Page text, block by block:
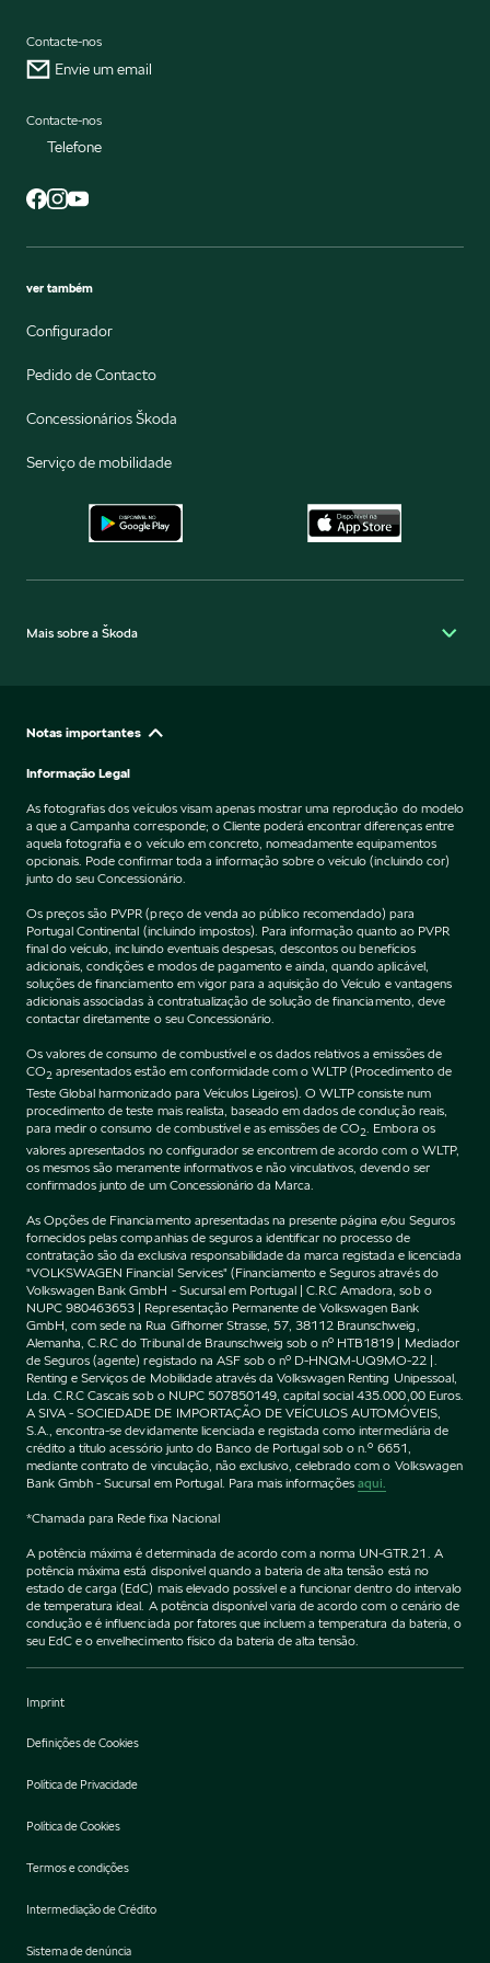
Contacte-nos
Envie um email
Contacte-nos
Telefone
ver também
Configurador
Pedido de Contacto
Concessionários Škoda
Serviço de mobilidade
Mais sobre a Škoda
Notas importantes
Informação Legal
As fotografias dos veículos visam apenas mostrar uma reprodução do modelo
a que a Campanha corresponde; o Cliente poderá encontrar diferenças entre
aquela fotografia e o veículo em concreto, nomeadamente equipamentos
opcionais. Pode confirmar toda a informação sobre o veículo (incluindo cor)
junto do seu Concessionário.
Os preços são PVPR (preço de venda ao público recomendado) para
Portugal Continental (incluindo impostos). Para informação quanto ao PVPR
final do veículo, incluindo eventuais despesas, descontos ou benefícios
adicionais, condições e modos de pagamento e ainda, quando aplicável,
soluções de financiamento em vigor para a aquisição do Veículo e vantagens
adicionais associadas à contratualização de solução de financiamento, deve
contactar diretamente o seu Concessionário.
Os valores de consumo de combustível e os dados relativos a emissões de
CO2 apresentados estão em conformidade com o WLTP (Procedimento de
Teste Global harmonizado para Veículos Ligeiros). O WLTP consiste num
procedimento de teste mais realista, baseado em dados de condução reais,
para medir o consumo de combustível e as emissões de CO2 . Embora os
valores apresentados no configurador se encontrem de acordo com o WLTP,
os mesmos são meramente informativos e não vinculativos, devendo ser
confirmados junto de um Concessionário da Marca.
As Opções de Financiamento apresentadas na presente página e/ou Seguros
fornecidos pelas companhias de seguros a identificar no processo de
contratação são da exclusiva responsabilidade da marca registada e licenciada
"VOLKSWAGEN Financial Services" (Financiamento e Seguros através do
Volkswagen Bank GmbH - Sucursal em Portugal | C.R.C Amadora, sob o
NUPC 980463653 | Representação Permanente de Volkswagen Bank
GmbH, com sede na Rua Gifhorner Strasse, 57, 38112 Braunschweig,
Alemanha, C.R.C do Tribunal de Braunschweig sob o nº HTB1819 | Mediador
de Seguros (agente) registado na ASF sob o nº D-HNQM-UQ9MO-22 |.
Renting e Serviços de Mobilidade através da Volkswagen Renting Unipessoal,
Lda. C.R.C Cascais sob o NUPC 507850149, capital social 435.000,00 Euros.
A SIVA - SOCIEDADE DE IMPORTAÇÃO DE VEÍCULOS AUTOMÓVEIS,
S.A., encontra-se devidamente licenciada e registada como intermediária de
crédito a título acessório junto do Banco de Portugal sob o n.º 6651,
mediante contrato de vinculação, não exclusivo, celebrado com o Volkswagen
Bank Gmbh - Sucursal em Portugal. Para mais informaçõesaqui.
*Chamada para Rede fixa Nacional
A potência máxima é determinada de acordo com a norma UN-GTR.21. A
potência máxima está disponível quando a bateria de alta tensão está no
estado de carga (EdC) mais elevado possível e a funcionar dentro do intervalo
de temperatura ideal. A potência disponível varia de acordo com o cenário de
condução e é influenciada por fatores que incluem a temperatura da bateria, o
seu EdC e o envelhecimento físico da bateria de alta tensão.
Imprint
Definições de Cookies
Política de Privacidade
Política de Cookies
Termos e condições
Intermediação de Crédito
Sistema de denúncia